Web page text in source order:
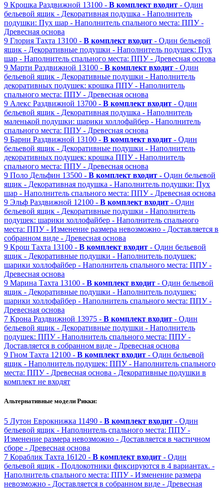
9 Крошка Раздвижной 13100 - В комплект входит - Один
бельевой ящик - Декоративная подушка - Наполнитель
подушки: Пух шар - Наполнитель спального места: ППУ -
Древесная основа
9 Глория Тахта 13100 - В комплект входит - Один бельевой
ящик - Декоративные подушки - Наполнитель подушек: Пух
шар - Наполнитель спального места: ППУ - Древесная основа
9 Марти Раздвижной 13100 - В комплект входит - Один
бельевой ящик - Декоративные подушки - Наполнитель
декоративных подушек: крошка ППУ - Наполнитель
спального места: ППУ - Древесная основа
9 Алекс Раздвижной 13700 - В комплект входит - Один
бельевой ящик - Декоративная подушка - Наполнитель
маленькой подушки: шарики холлофайбер - Наполнитель
спального места: ППУ - Древесная основа
9 Барни Раздвижной 13100 - В комплект входит - Один
бельевой ящик - Декоративные подушки - Наполнитель
декоративных подушек: крошка ППУ - Наполнитель
спального места: ППУ - Древесная основа
9 Поло Дельфин 13500 - В комплект входит - Один бельевой
ящик - Декоративная подушка - Наполнитель подушки: Пух
шар - Наполнитель спального места: ППУ - Древесная основа
9 Эльф Раздвижной 12100 - В комплект входит - Один
бельевой ящик - Декоративные подушки - Наполнитель
подушек: шарики холлофайбер - Наполнитель спального
места: ППУ - Изменение размера невозможно - Доставляется в
собранном виде - Древесная основа
9 Крош Тахта 13100 - В комплект входит - Один бельевой
ящик - Декоративные подушки - Наполнитель подушек:
шарики холлофайбер - Наполнитель спального места: ППУ -
Древесная основа
9 Марина Тахта 13100 - В комплект входит - Один бельевой
ящик - Декоративные подушки - Наполнитель подушек:
шарики холлофайбер - Наполнитель спального места: ППУ -
Древесная основа
7 Крона Раздвижной 13975 - В комплект входит - Один
бельевой ящик - Декоративные подушки - Наполнитель
подушек: ППУ - Наполнитель спального места: ППУ -
Доставляется в собранном виде - Древесная основа
9 Гном Тахта 12100 - В комплект входит - Один бельевой
ящик - Наполнитель подушек: ППУ - Наполнитель спального
места: ППУ - Древесная основа - Декоративные подушки в
комплект не входят
Альтернативные модели Рикки:
5 Лутон Еврокнижка 11490 - В комплект входит - Один
бельевой ящик - Наполнитель спального места: ППУ -
Изменение размера невозможно - Доставляется в частичном
сборе - Древесная основа
7 Кораблик Тахта 16120 - В комплект входит - Один
бельевой ящик - Подлокотники фиксируются в 4 вариантах. -
Наполнитель спального места: ППУ - Изменение размера
невозможно - Доставляется в собранном виде - Древесная